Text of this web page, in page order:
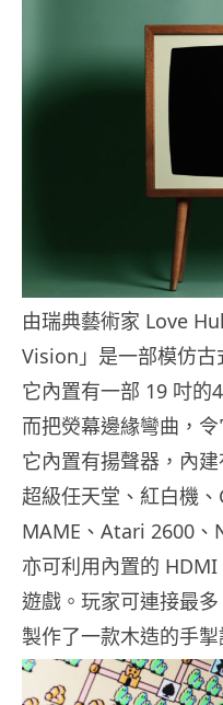
由瑞典藝術家 Love
Vision」是一部模仿古
它內置有一部 19 吋的
而把熒幕邊緣彎曲，
它內置有揚聲器，內
超級任天堂、紅白機
MAME、Atari 2600、
亦可利用內置的
遊戲。玩家可連接最
製作了一款木造的手掣